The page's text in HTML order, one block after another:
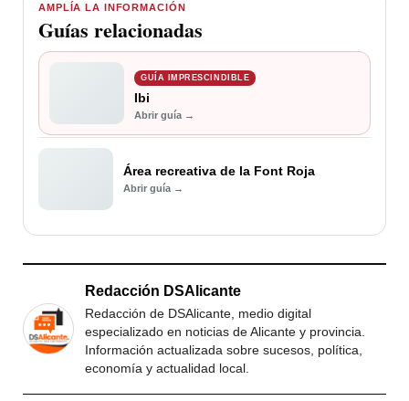
AMPLÍA LA INFORMACIÓN
Guías relacionadas
GUÍA IMPRESCINDIBLE
Ibi
Abrir guía →
Área recreativa de la Font Roja
Abrir guía →
Redacción DSAlicante
Redacción de DSAlicante, medio digital
especializado en noticias de Alicante y provincia.
Información actualizada sobre sucesos, política,
economía y actualidad local.